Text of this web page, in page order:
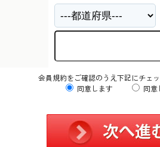
会員規約をご確認のうえ下記にチェッ
同意します
同意